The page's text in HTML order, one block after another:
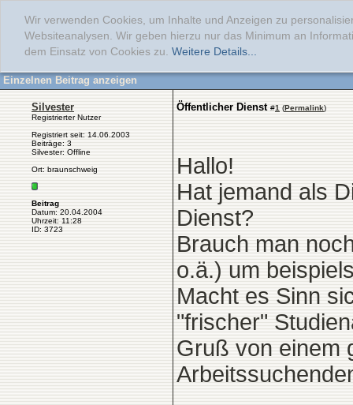
Wir verwenden Cookies, um Inhalte und Anzeigen zu
Websiteanalysen. Wir geben hierzu nur das Minimum an
dem Einsatz von Cookies zu. Weitere Details...
Einzelnen Beitrag anzeigen
Silvester
Registrierter Nutzer
Registriert seit: 14.06.2003
Beiträge: 3
Silvester: Offline
Ort: braunschweig
Beitrag
Datum: 20.04.2004
Uhrzeit: 11:28
ID: 3723
Öffentlicher Dienst #1 (Permalink)
Hallo!
Hat jemand als
Dienst?
Brauch man
o.ä.) um
Macht es Sinn
"frischer"
Gruß von einem